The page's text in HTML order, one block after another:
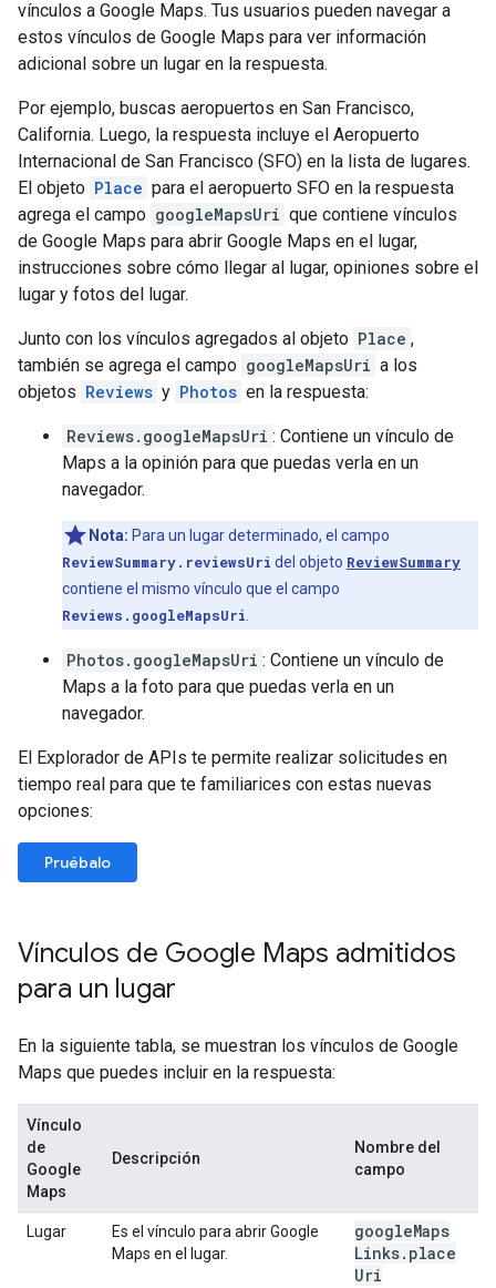
vínculos a Google Maps. Tus usuarios pueden navegar a
estos vínculos de Google Maps para ver información
adicional sobre un lugar en la respuesta.
Por ejemplo, buscas aeropuertos en San Francisco,
California. Luego, la respuesta incluye el Aeropuerto
Internacional de San Francisco (SFO) en la lista de lugares.
El objeto Place para el aeropuerto SFO en la respuesta
agrega el campo googleMapsUri que contiene vínculos
de Google Maps para abrir Google Maps en el lugar,
instrucciones sobre cómo llegar al lugar, opiniones sobre el
lugar y fotos del lugar.
Junto con los vínculos agregados al objeto Place ,
también se agrega el campo googleMapsUri a los
objetos Reviews y Photos en la respuesta:
Reviews.googleMapsUri : Contiene un vínculo de
Maps a la opinión para que puedas verla en un
navegador.
Nota: Para un lugar determinado, el campo
ReviewSummary.reviewsUri del objeto ReviewSummary
contiene el mismo vínculo que el campo
Reviews.googleMapsUri
Photos.googleMapsUri : Contiene un vínculo de
Maps a la foto para que puedas verla en un
navegador.
El Explorador de APIs te permite realizar solicitudes en
tiempo real para que te familiarices con estas nuevas
opciones:
Pruébalo
Vínculos de Google Maps admitidos
para un lugar
En la siguiente tabla, se muestran los vínculos de Google
Maps que puedes incluir en la respuesta:
Vínculo
de
Google
Maps
Descripción
Nombre del
campo
Lugar
Es el vínculo para abrir Google
Maps en el lugar.
googleMaps
Links. place
Uri